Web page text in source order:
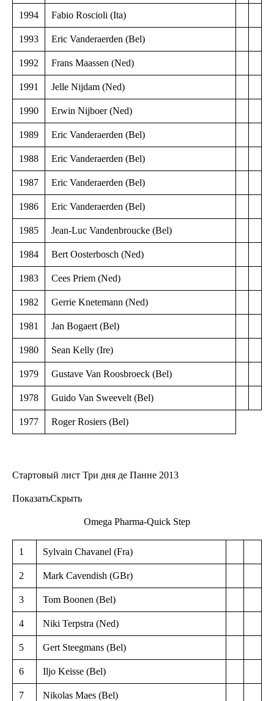
1994 Fabio Roscioli (Ita)
1993 Eric Vanderaerden (Bel)
1992 Frans Maassen (Ned)
1991 Jelle Nijdam (Ned)
1990 Erwin Nijboer (Ned)
1989 Eric Vanderaerden (Bel)
1988 Eric Vanderaerden (Bel)
1987 Eric Vanderaerden (Bel)
1986 Eric Vanderaerden (Bel)
1985 Jean-Luc Vandenbroucke (Bel)
1984 Bert Oosterbosch (Ned)
1983 Cees Priem (Ned)
1982 Gerrie Knetemann (Ned)
1981 Jan Bogaert (Bel)
1980 Sean Kelly (Ire)
1979 Gustave Van Roosbroeck (Bel)
1978 Guido Van Sweevelt (Bel)
1977 Roger Rosiers (Bel)
Стартовый лист Три дня де Панне 2013
ПоказатьСкрыть
Omega Pharma-Quick Step
1 Sylvain Chavanel (Fra)
2 Mark Cavendish (GBr)
3 Tom Boonen (Bel)
4 Niki Terpstra (Ned)
5 Gert Steegmans (Bel)
6 Iljo Keisse (Bel)
7 Nikolas Maes (Bel)